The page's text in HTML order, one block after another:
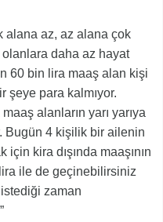
alana az, az alana çok
olanlara daha az hayat
60 bin lira maaş alan kişi
şeye para kalmıyor.
alanların yarı yarıya
Bugün 4 kişilik bir ailenin
için kira dışında maaşının
ile de geçinebilirsiniz
zaman